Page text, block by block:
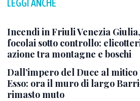
LEGGI ANCHE
Incendi in Friuli Venezia
focolai sotto controllo:
azione tra montagne e boschi
Dall’impero del Duce al mitico
Esso: ora il muro di largo
rimasto muto